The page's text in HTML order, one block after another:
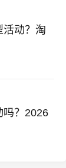
活动？淘
吗？2026